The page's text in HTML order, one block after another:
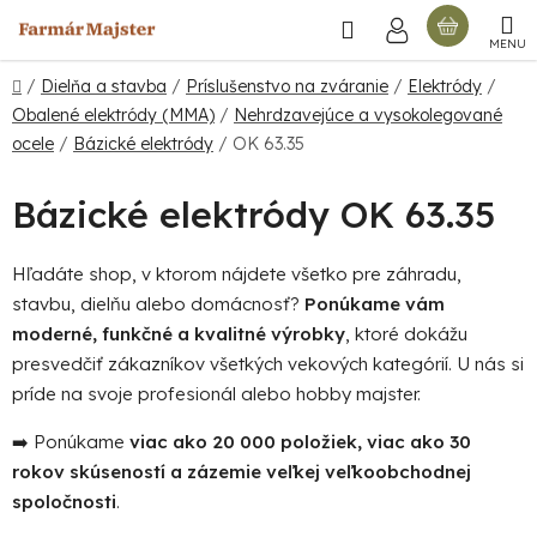
na
obsah
Hľadať
Domov
/ Dielňa a stavba / Príslušenstvo na zváranie / Elektródy /
Obalené elektródy (MMA) / Nehrdzavejúce a vysokolegované
ocele / Bázické elektródy / OK 63.35
Bázické elektródy OK 63.35
Hľadáte shop, v ktorom nájdete všetko pre záhradu,
stavbu, dielňu alebo domácnosť? Ponúkame vám
moderné, funkčné a kvalitné výrobky, ktoré dokážu
presvedčiť zákazníkov všetkých vekových kategórií. U nás si
príde na svoje profesionál alebo hobby majster.
➡️ Ponúkame viac ako 20 000 položiek, viac ako 30
rokov skúseností a zázemie veľkej veľkoobchodnej
spoločnosti.